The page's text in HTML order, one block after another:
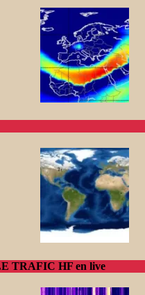
TRAFIC HF en live